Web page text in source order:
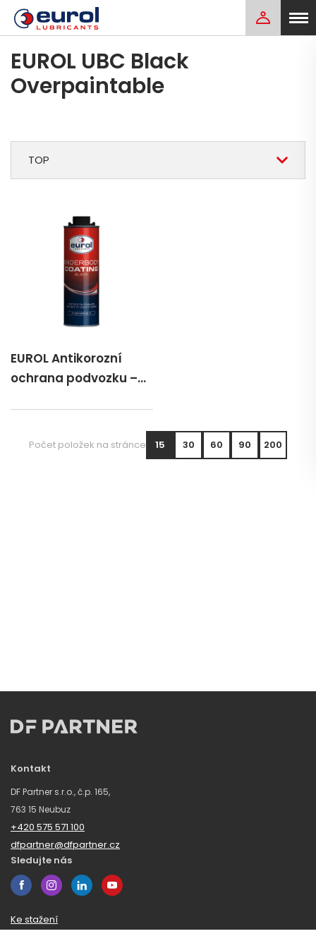
EUROL UBC Black
Overpaintable
TOP
EUROL Antikorozní
ochrana podvozku –
Počet položek na stránce 15 30 60 90 200
Kontakt
DF Partner s.r.o., č.p. 165,
763 15 Neubuz
+420 575 571 100
dfpartner@dfpartner.cz
Sledujte nás
Ke stažení